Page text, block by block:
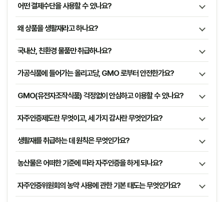
어떤 결제수단을 사용할 수 있나요?
왜 상품을 생활재라고 하나요?
국내산, 친환경 물품만 취급하나요?
가공식품에 들어가는 올리고당, GMO 로부터 안전한가요?
GMO(유전자조작식품) 걱정없이 안심하고 이용할 수 있나요?
자주인증제도란 무엇이고, 세 가지 감사란 무엇인가요?
생활재를 취급하는 데 원칙은 무엇인가요?
농산물은 어떠한 기준에 따라 자주인증을 하게 되나요?
자주인증위원회의 농약 사용에 관한 기본 태도는 무엇인가요?